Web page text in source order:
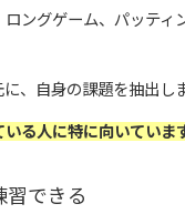
ングゲーム、パッテ
、自身の課題を抽出しま
る人に特に向いています
できる